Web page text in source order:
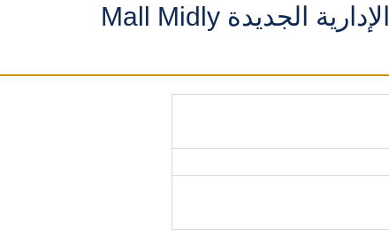
مول ميدلي بيزنس كومبلكس العاصمة الإدارية الجديدة Mall Midly